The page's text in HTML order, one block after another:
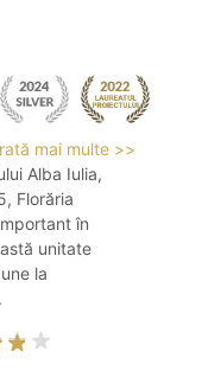
mai multe >>
Alba Iulia,
Florăria
în
unitate
la